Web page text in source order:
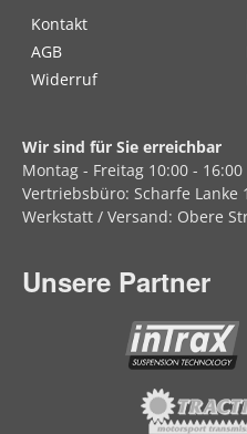
Kontakt
AGB
Widerruf
Wir sind für Sie erreichbar
Montag - Freitag 10:00 -
Vertriebsbüro: Scharfe Lanke
Werkstatt / Versand: Obere
Unsere Partner